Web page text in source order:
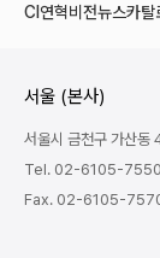
CI연혁비전뉴스카탈
서울 (본사)
서울시 금천구 가산
Tel. 02-6105-7550
Fax. 02-6105-